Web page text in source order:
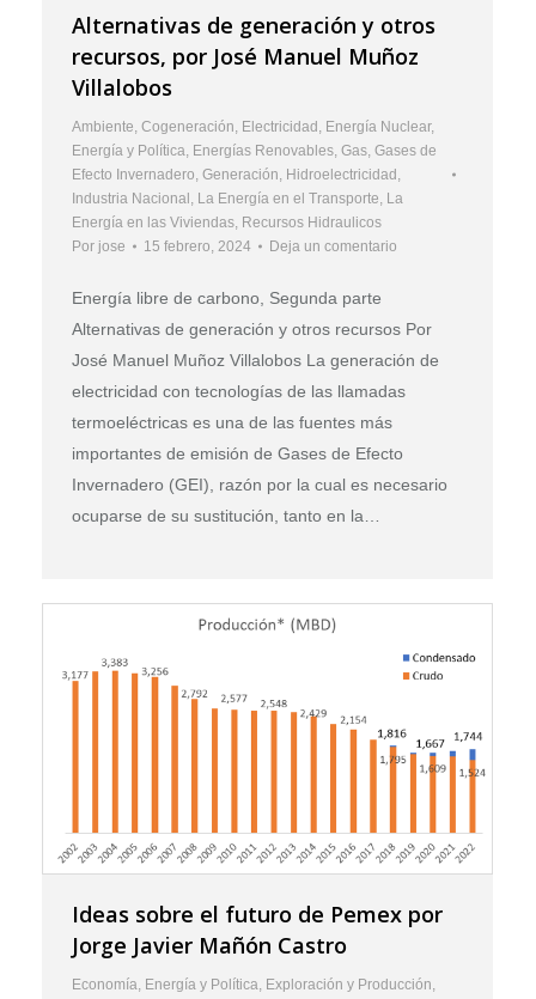
Alternativas de generación y otros
recursos, por José Manuel Muñoz
Villalobos
Ambiente Cogeneración Electricidad Energía Nuclear,
Energía y Política Energías Renovables Gas Gases de
Efecto Invernadero Generación Hidroelectricidad
Industria Nacional La Energía en el Transporte La
Energía en las Viviendas Recursos Hidraulicos
Por jose 15 febrero, 2024 Deja un comentario
Energía libre de carbono, Segunda parte
Alternativas de generación y otros recursos Por
José Manuel Muñoz Villalobos La generación de
electricidad con tecnologías de las llamadas
termoeléctricas es una de las fuentes más
importantes de emisión de Gases de Efecto
Invernadero (GEI), razón por la cual es necesario
ocuparse de su sustitución, tanto en la…
Ideas sobre el futuro de Pemex por
Jorge Javier Mañón Castro
Economía, Energía y Política, Exploración y Producción,